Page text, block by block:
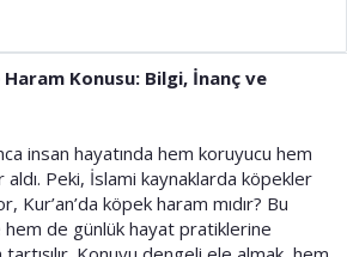
Haram Konusu: Bilgi, İnanç ve
insan hayatında hem koruyucu hem
Peki, İslami kaynaklarda köpekler
Kur’an’da köpek haram mıdır? Bu
de günlük hayat pratiklerine